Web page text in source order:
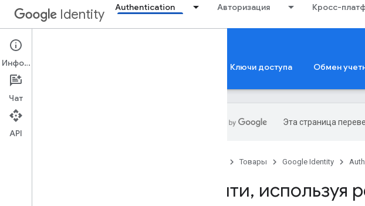
Identity Authentication Авторизация Кросс-
Authentication
Войти через Google Ключи доступа Обмен
Эта страница
Товары Google Identity
Войти, используя
Информация
Чат
API